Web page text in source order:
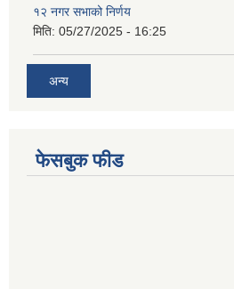
१२ नगर सभाको निर्णय
मिति: 05/27/2025 - 16:25
अन्य
फेसबुक फीड